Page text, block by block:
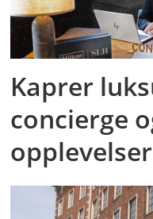
Kaprer
concierge
opplevelser